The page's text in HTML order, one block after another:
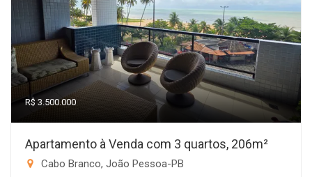
R$ 3.500.000
Apartamento à Venda com 3 quartos, 206m²
Cabo Branco, João Pessoa-PB